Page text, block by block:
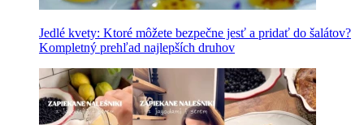
Jedlé kvety: Ktoré môžete bezpečne jesť a pridať do šalátov?
Kompletný prehľad najlepších druhov